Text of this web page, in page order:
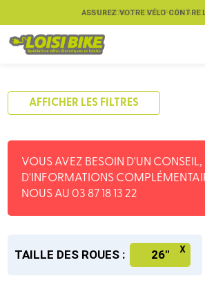
ASSUREZ VOTRE VÉLO CONTRE
AFFICHER LES FILTRES
VOUS AVEZ BESOIN D'UN CONSEIL,
D'INFORMATIONS
NOUS AU 03 87 18 13 22
TAILLE DES ROUES : 26"